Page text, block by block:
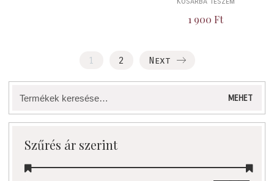
1 900 Ft
1 2 Next
következőre:
MEHET
Szűrés ár szerint